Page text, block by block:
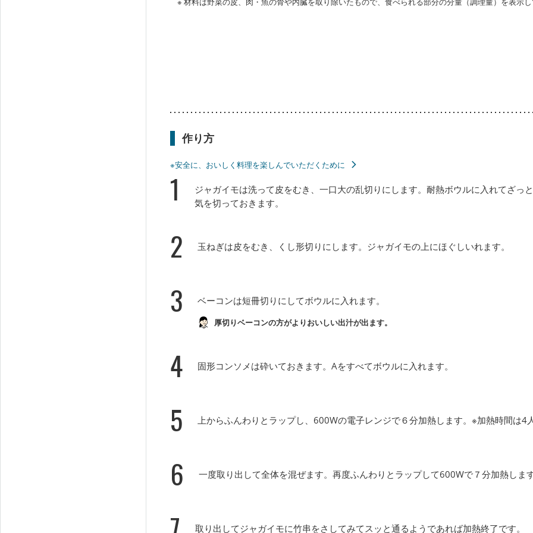
作り方
※安全に、おいしく料理を楽しんでいただくために
1
ジャガイモは洗って皮をむき、一口大の乱切りにします。耐熱ボウルに入れてざっ
気を切っておきます。
2 玉ねぎは皮をむき、くし形切りにします。ジャガイモの上にほぐしいれます。
3 ベーコンは短冊切りにしてボウルに入れます。
厚切りベーコンの方がよりおいしい出汁が出ます。
4 固形コンソメは砕いておきます。Aをすべてボウルに入れます。
5 上からふんわりとラップし、600Wの電子レンジで６分加熱します。※加熱時間は4
6 一度取り出して全体を混ぜます。再度ふんわりとラップして600Wで７分加熱します
取り出してジャガイモに竹串をさしてみてスッと通るようであれば加熱終了です。